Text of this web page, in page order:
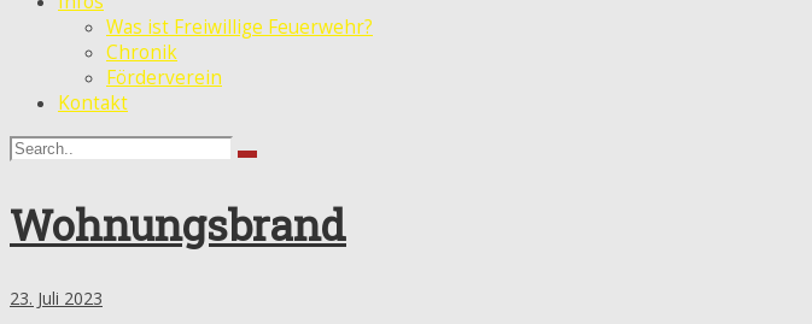
Was ist Freiwillige Feuerwehr?
Chronik
Förderverein
Kontakt
Wohnungsbrand
23. Juli 2023